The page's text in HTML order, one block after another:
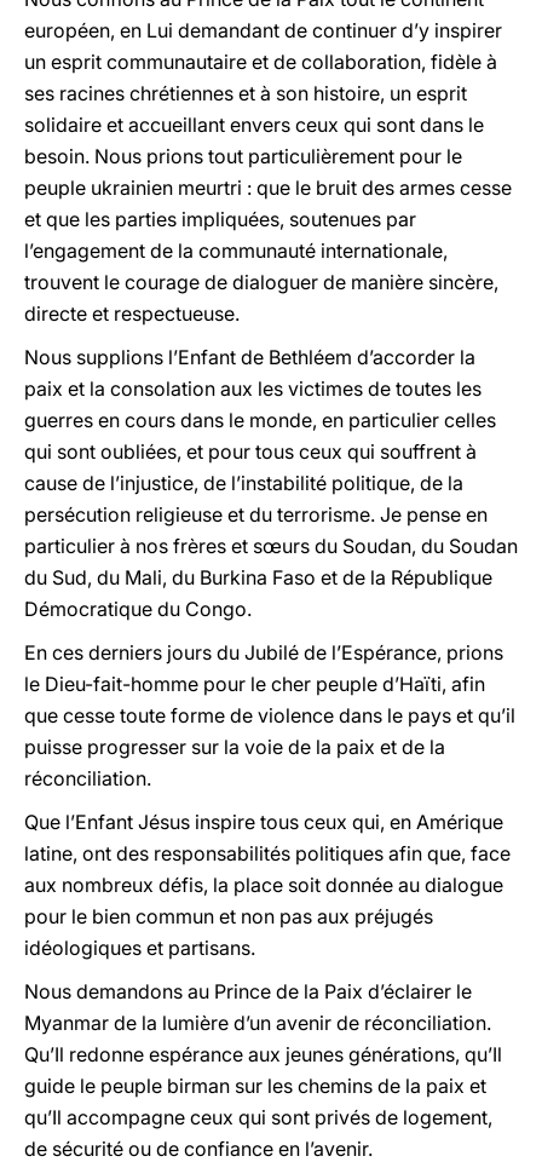
européen, en Lui demandant de continuer d’y inspirer
un esprit communautaire et de collaboration, fidèle à
ses racines chrétiennes et à son histoire, un esprit
solidaire et accueillant envers ceux qui sont dans le
besoin. Nous prions tout particulièrement pour le
peuple ukrainien meurtri : que le bruit des armes cesse
et que les parties impliquées, soutenues par
l’engagement de la communauté internationale,
trouvent le courage de dialoguer de manière sincère,
directe et respectueuse.
Nous supplions l’Enfant de Bethléem d’accorder la
paix et la consolation aux les victimes de toutes les
guerres en cours dans le monde, en particulier celles
qui sont oubliées, et pour tous ceux qui souffrent à
cause de l’injustice, de l’instabilité politique, de la
persécution religieuse et du terrorisme. Je pense en
particulier à nos frères et sœurs du Soudan, du Soudan
du Sud, du Mali, du Burkina Faso et de la République
Démocratique du Congo.
En ces derniers jours du Jubilé de l’Espérance, prions
le Dieu-fait-homme pour le cher peuple d’Haïti, afin
que cesse toute forme de violence dans le pays et qu’il
puisse progresser sur la voie de la paix et de la
réconciliation.
Que l’Enfant Jésus inspire tous ceux qui, en Amérique
latine, ont des responsabilités politiques afin que, face
aux nombreux défis, la place soit donnée au dialogue
pour le bien commun et non pas aux préjugés
idéologiques et partisans.
Nous demandons au Prince de la Paix d’éclairer le
Myanmar de la lumière d’un avenir de réconciliation.
Qu’Il redonne espérance aux jeunes générations, qu’Il
guide le peuple birman sur les chemins de la paix et
qu’Il accompagne ceux qui sont privés de logement,
de sécurité ou de confiance en l’avenir.